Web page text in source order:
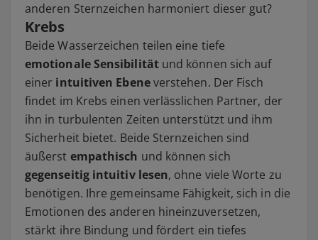
anderen Sternzeichen harmoniert dieser gut?
Krebs
Beide Wasserzeichen teilen eine tiefe
emotionale Sensibilität und können sich auf
einer intuitiven Ebeneverstehen. Der Fisch
findet im Krebs einen verlässlichen Partner, der
ihn in turbulenten Zeiten unterstützt und ihm
Sicherheit bietet. Beide Sternzeichen sind
äußerst empathisch und können sich
gegenseitig intuitiv lesen, ohne viele Worte zu
benötigen. Ihre gemeinsame Fähigkeit, sich in die
Emotionen des anderen hineinzuversetzen,
stärkt ihre Bindung und fördert ein tiefes